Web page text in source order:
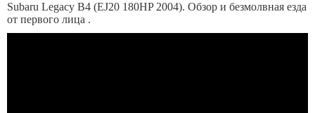
Subaru Legacy B4 (EJ20 180HP 2004). Обзор и безмолвная езда
от первого лица .